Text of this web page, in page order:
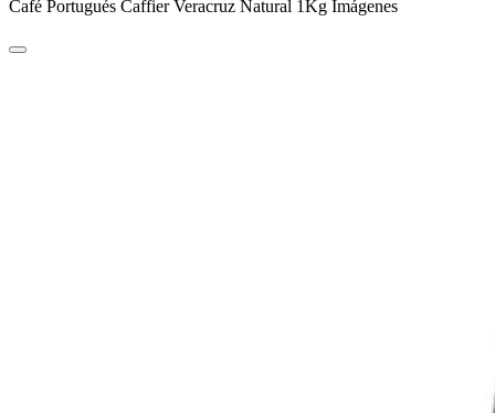
Café Portugués Caffier Veracruz Natural 1Kg Imágenes